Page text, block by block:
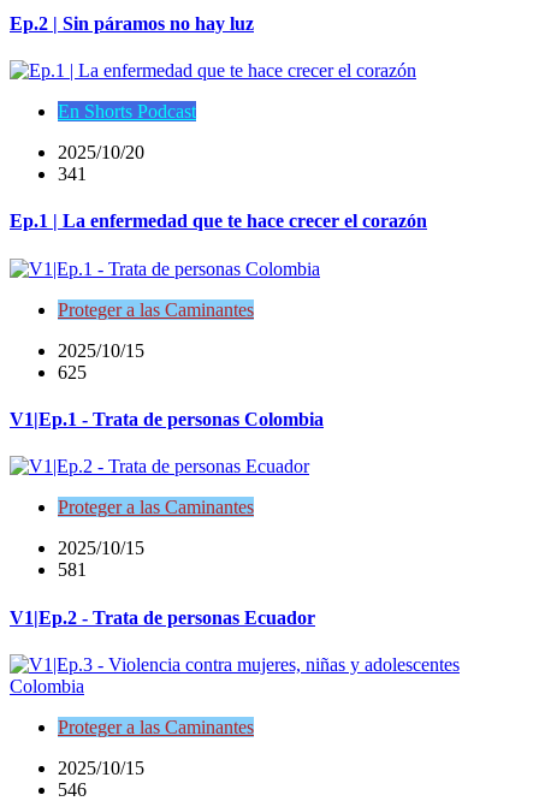
Ep.2 | Sin páramos no hay luz
En Shorts Podcast
2025/10/20
341
Ep.1 | La enfermedad que te hace crecer el corazón
Proteger a las Caminantes
2025/10/15
625
V1|Ep.1 - Trata de personas Colombia
Proteger a las Caminantes
2025/10/15
581
V1|Ep.2 - Trata de personas Ecuador
Proteger a las Caminantes
2025/10/15
546